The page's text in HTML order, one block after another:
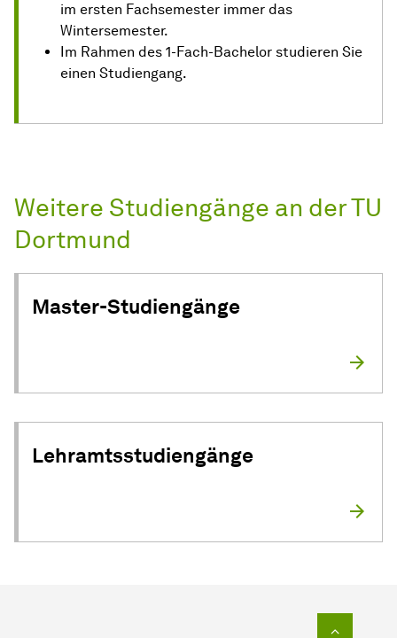
im ersten Fachsemester immer das
Wintersemester.
Im Rahmen des 1-Fach-Bachelor studieren Sie
einen Studiengang.
Weitere Studiengänge an der TU
Dortmund
Master-Studiengänge
Lehramtsstudiengänge